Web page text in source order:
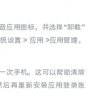
应用图标，并选择“卸载”
设置 > 应用 >应用管理，
次手机。这可以帮助清除
再重新安装应用登录账